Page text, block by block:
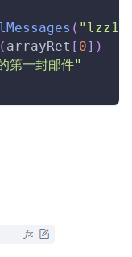
(
( arrayRet [ 0] )
第一封邮件"